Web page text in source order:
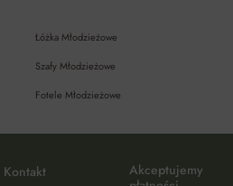
Łóżka Młodzieżowe
Szafy Młodzieżowe
Fotele Młodzieżowe
Kontakt
Akceptujemy